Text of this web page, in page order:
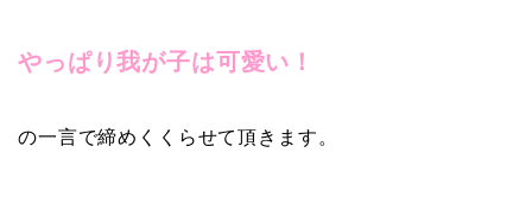
やっぱり我が子は可愛い！
の一言で締めくくらせて頂きます。